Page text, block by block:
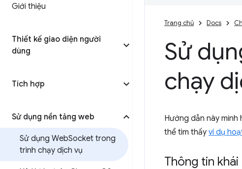
Giới thiệu
Thiết kế giao diện người
dùng
Tích hợp
Sử dụng nền tảng web
Sử dụng WebSocket trong
trình chạy dịch vụ
Trang chủ Docs
Sử
chạy
Hướng dẫn này
thể tìm thấy ví dụ
Thông tin